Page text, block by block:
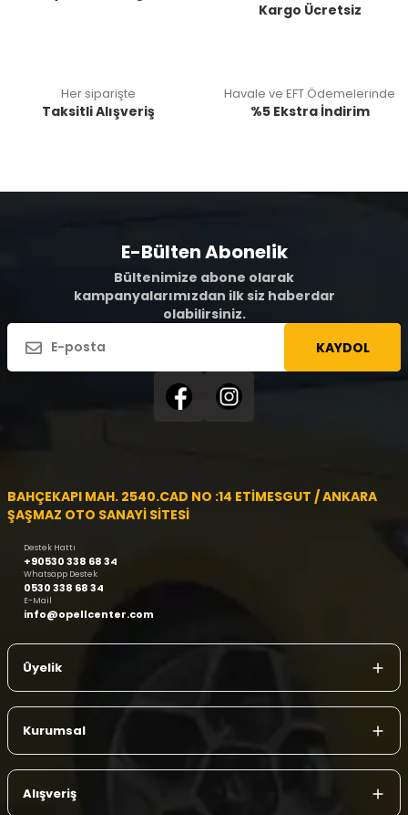
Kargo Ücretsiz
Her siparişte
Taksitli Alışveriş
Havale ve EFT Ödemelerinde
%5 Ekstra İndirim
E-Bülten Abonelik
Bültenimize abone olarak
kampanyalarımızdan ilk siz haberdar
olabilirsiniz.
KAYDOL
BAHÇEKAPI MAH. 2540.CAD NO :14 ETİMESGUT / ANKARA
ŞAŞMAZ OTO SANAYİ SİTESİ
Destek Hattı
+90530 338 68 34
Whatsapp Destek
0530 338 68 34
E-Mail
info@opellcenter.com
Üyelik
Kurumsal
Alışveriş